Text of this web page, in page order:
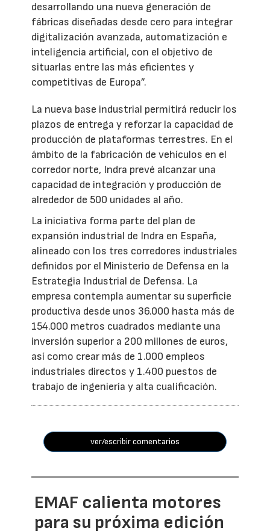
desarrollando una nueva generación de
fábricas diseñadas desde cero para integrar
digitalización avanzada, automatización e
inteligencia artificial, con el objetivo de
situarlas entre las más eficientes y
competitivas de Europa”.
La nueva base industrial permitirá reducir los
plazos de entrega y reforzar la capacidad de
producción de plataformas terrestres. En el
ámbito de la fabricación de vehículos en el
corredor norte, Indra prevé alcanzar una
capacidad de integración y producción de
alrededor de 500 unidades al año.
La iniciativa forma parte del plan de
expansión industrial de Indra en España,
alineado con los tres corredores industriales
definidos por el Ministerio de Defensa en la
Estrategia Industrial de Defensa. La
empresa contempla aumentar su superficie
productiva desde unos 36.000 hasta más de
154.000 metros cuadrados mediante una
inversión superior a 200 millones de euros,
así como crear más de 1.000 empleos
industriales directos y 1.400 puestos de
trabajo de ingeniería y alta cualificación.
ver/escribir comentarios
EMAF calienta motores
para su próxima edición